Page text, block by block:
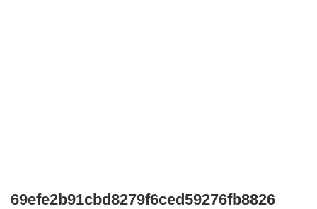
69efe2b91cbd8279f6ced59276fb8826